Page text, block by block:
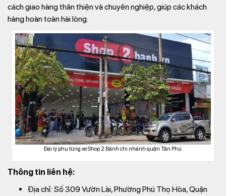
cách giao hàng thân thiện và chuyên nghiệp, giúp các khách
hàng hoàn toàn hài lòng.
Đại lý phụ tùng xe Shop 2 Bánh chi nhánh quận Tân Phú
Thông tin liên hệ:
Địa chỉ: Số 309 Vườn Lài, Phường Phú Thọ Hòa, Quận